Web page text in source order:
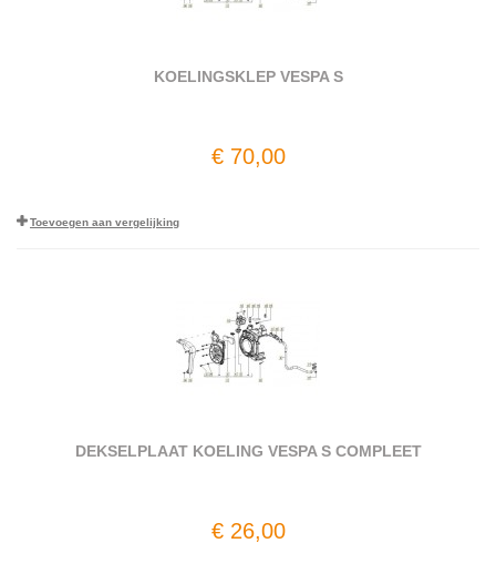
KOELINGSKLEP VESPA S
€ 70,00
Toevoegen aan vergelijking
DEKSELPLAAT KOELING VESPA S COMPLEET
€ 26,00